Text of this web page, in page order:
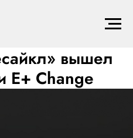
вышел
E+ Change